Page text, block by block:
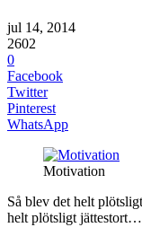
jul 14, 2014
2602
0
Facebook
Twitter
Pinterest
WhatsApp
Motivation
Så blev det helt
helt plötsligt